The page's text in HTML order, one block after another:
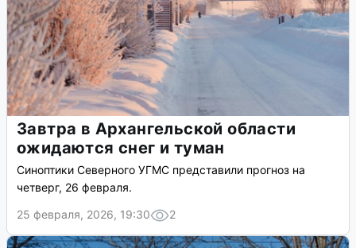
Завтра в Архангельской области
ожидаются снег и туман
Синоптики Северного УГМС представили прогноз на
четверг, 26 февраля.
25 февраля, 2026, 19:30
2